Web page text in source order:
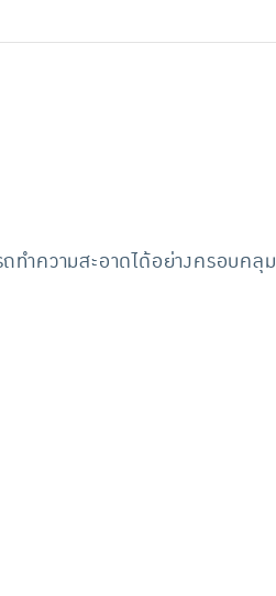
ทำความสะอาดได้อย่างครอบคลุม